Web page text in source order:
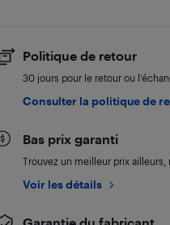
Politique de retour
30 jours pour le retour ou
Consulter la politique de
Bas prix garanti
Trouvez un meilleur prix ailleurs,
Voir les détails